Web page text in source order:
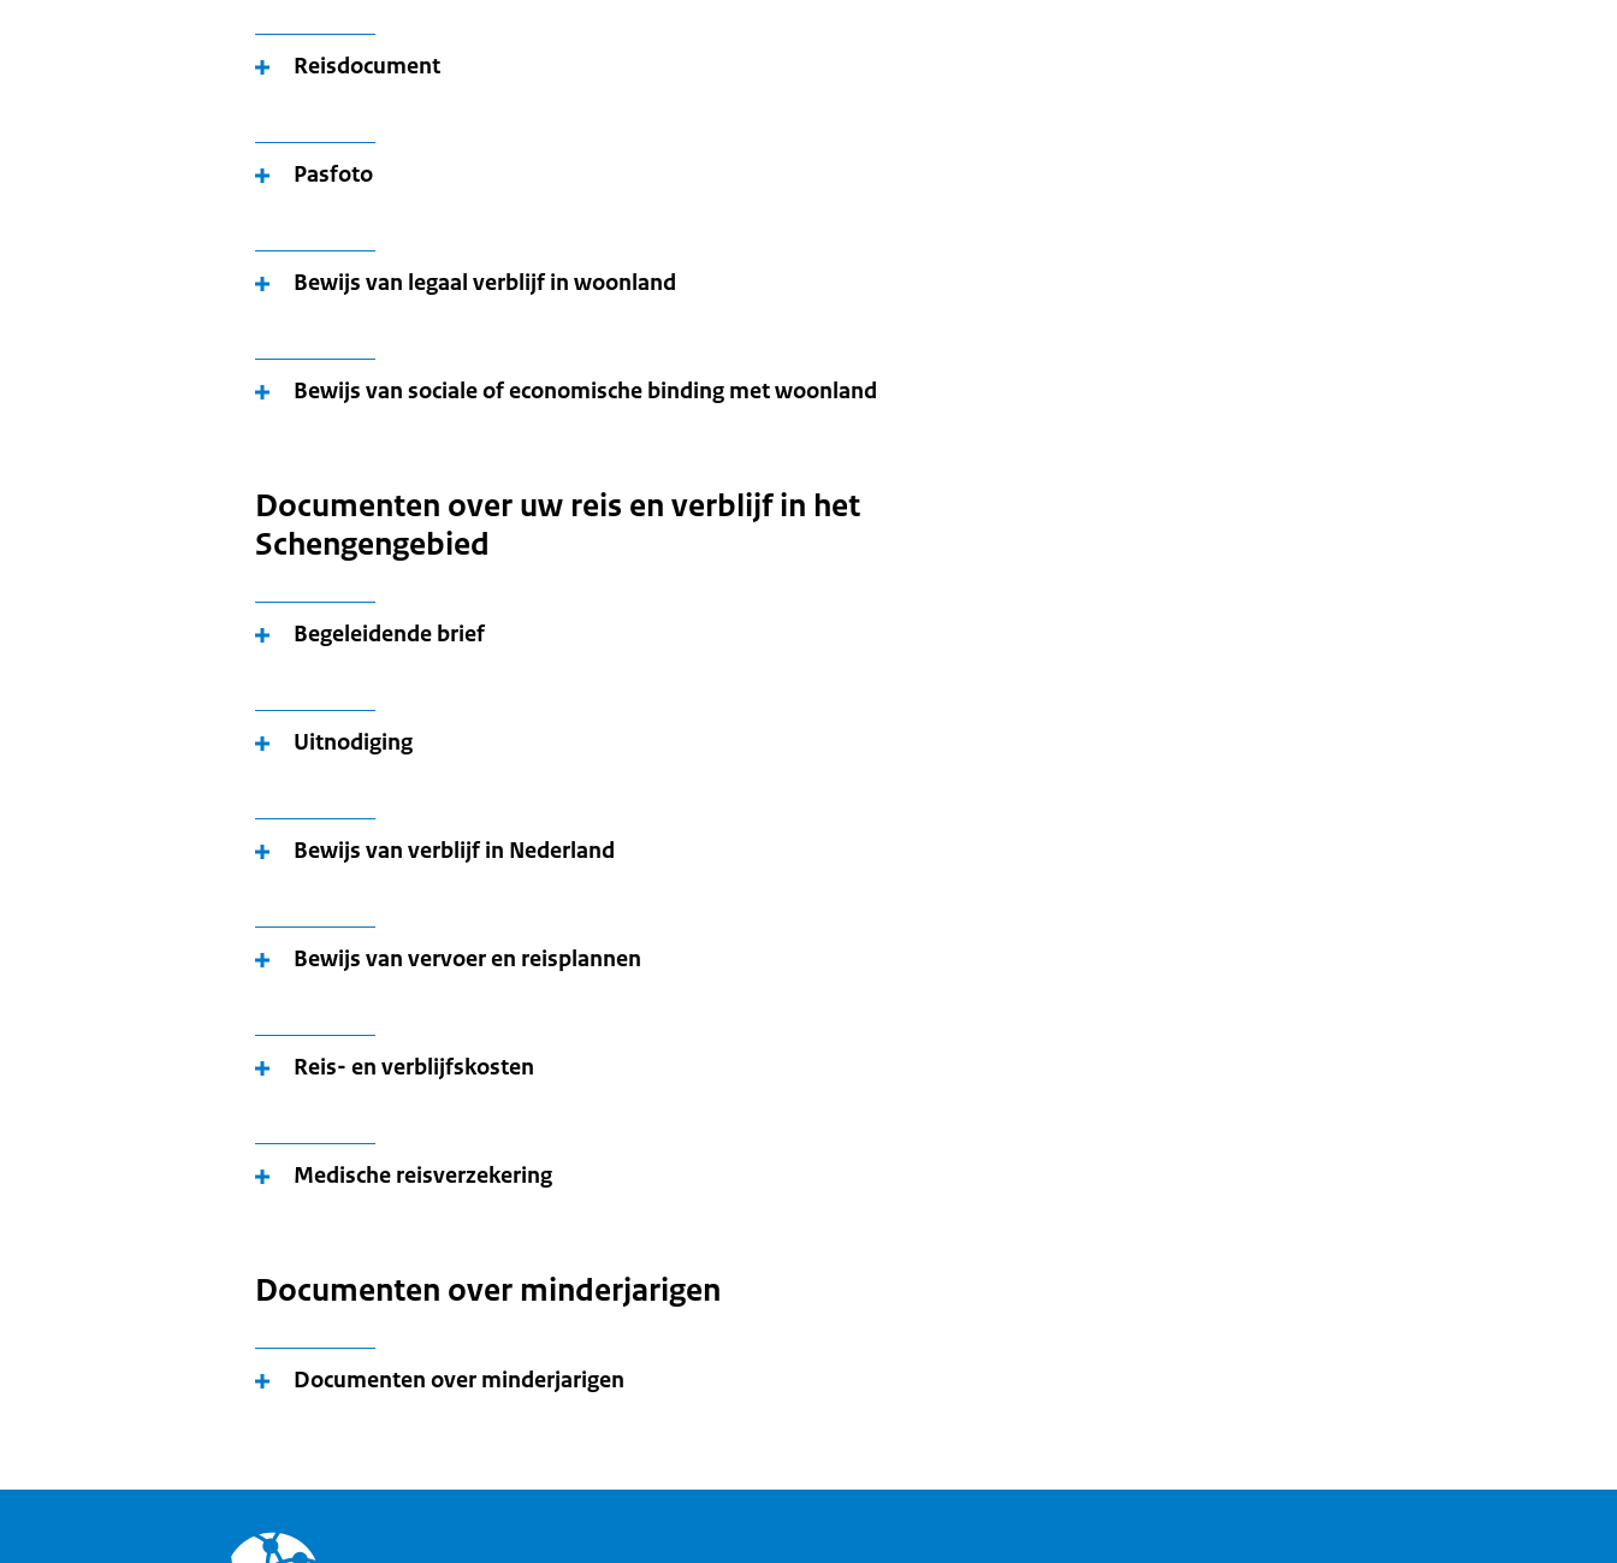
Reisdocument
Pasfoto
Bewijs van legaal verblijf in woonland
Bewijs van sociale of economische binding met woonland
Documenten over uw reis en verblijf in het
Schengengebied
Begeleidende brief
Uitnodiging
Bewijs van verblijf in Nederland
Bewijs van vervoer en reisplannen
Reis- en verblijfskosten
Medische reisverzekering
Documenten over minderjarigen
Documenten over minderjarigen